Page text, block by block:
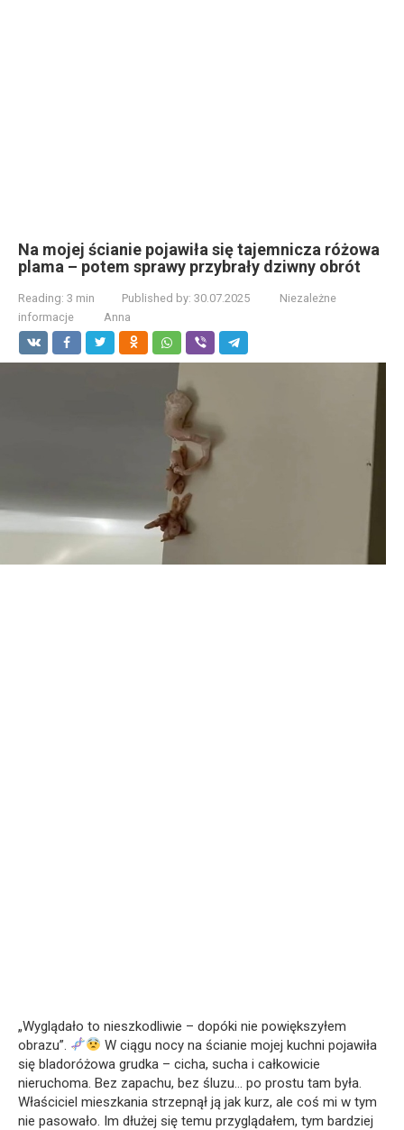
Na mojej ścianie pojawiła się tajemnicza różowa
plama – potem sprawy przybrały dziwny obrót
Reading: 3 min Published by: 30.07.2025
Niezależne
informacje
Anna
„Wyglądało to nieszkodliwie – dopóki nie powiększyłem
obrazu”.
W ciągu nocy na ścianie mojej kuchni pojawiła
się bladoróżowa grudka – cicha, sucha i całkowicie
nieruchoma. Bez zapachu, bez śluzu… po prostu tam była.
Właściciel mieszkania strzepnął ją jak kurz, ale coś mi w tym
nie pasowało. Im dłużej się temu przyglądałem, tym bardziej